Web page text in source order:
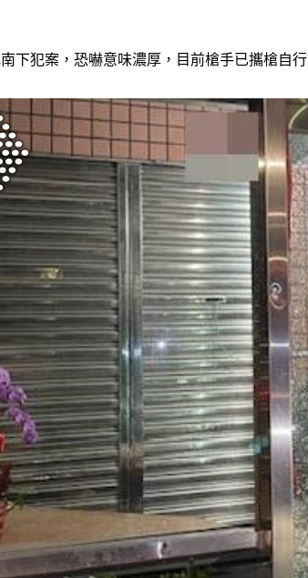
下犯案，恐嚇意味濃厚，目前槍手已攜槍自